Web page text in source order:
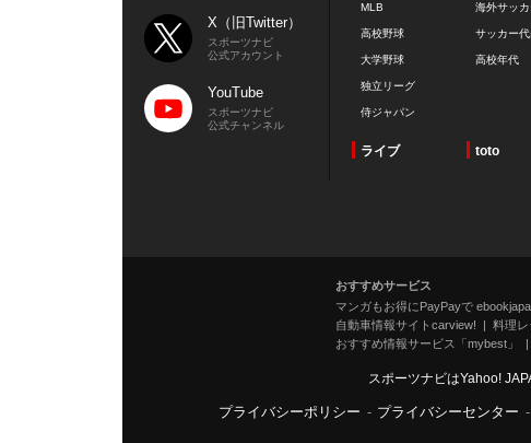
X（旧Twitter）
スポーツナビ
公式アカウント
YouTube
スポーツナビ
公式チャンネル
MLB
高校野球
大学野球
独立リーグ
侍ジャパン
海外サッカ
サッカー
高校年代
ライブ toto
おすすめサービス
マンガもお得にPayPayで
自動車情報サイトcarview!
料理
おすすめ情報サービス「mybest」
スポーツナビはYahoo!
プライバシーポリシー - プライバシーセンター -